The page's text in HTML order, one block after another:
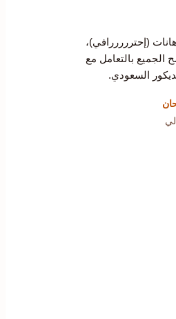
(إحترررررافي)،
الجميع بالتعامل مع
السعودي.